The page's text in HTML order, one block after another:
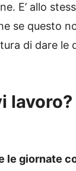
E’ allo
se questo
di dare le
le giornate